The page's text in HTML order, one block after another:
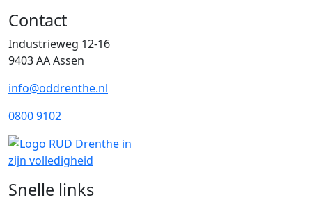
Contact
Industrieweg 12-16
9403 AA Assen
info@oddrenthe.nl
0800 9102
Snelle links